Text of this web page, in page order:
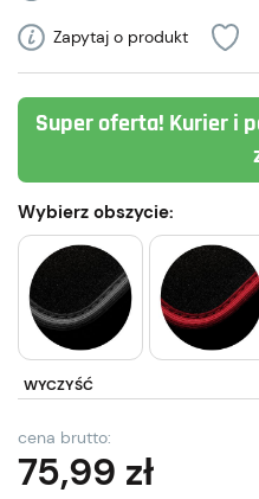
Zapytaj o produkt
Super oferta! Kurier i
Wybierz obszycie:
WYCZYŚĆ
cena brutto:
75,99 zł